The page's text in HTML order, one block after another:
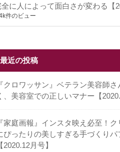
全に人によって面白さが変わる【
件のビュー
最近の投稿
『クロワッサン』ベテラン美容師さ
、美容室での正しいマナー【
『家庭画報』インスタ映え必至！ク
ぴったりの美しすぎる手づくりパ
【2020.12月号】